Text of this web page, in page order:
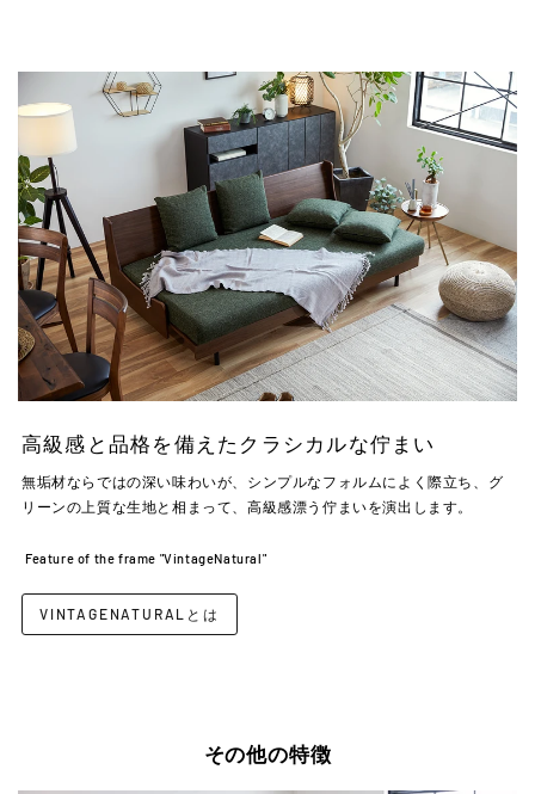
高級感と品格を備えたクラシカルな佇まい
無垢材ならではの深い味わいが、シンプルなフォルムによく際立ち、グ
リーンの上質な生地と相まって、高級感漂う佇まいを演出します。
Feature of the frame "VintageNatural"
VINTAGENATURALとは
その他の特徴